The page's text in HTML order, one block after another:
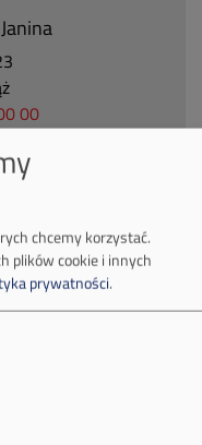
00
00
15:00)
chcemy korzystać.
plików cookie i innych
prywatności.